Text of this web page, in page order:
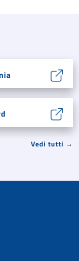
Vedi tutti →